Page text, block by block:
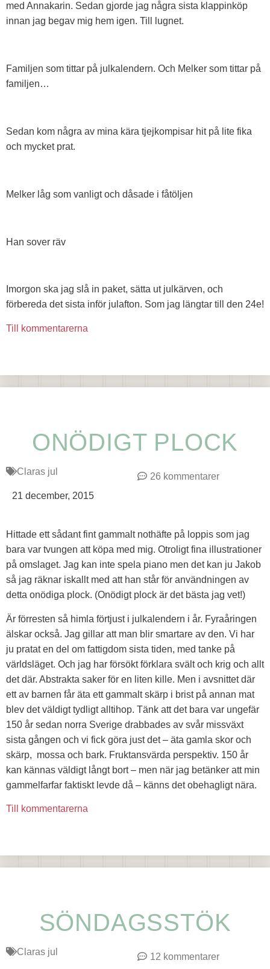
med Annakarin. Sedan gjorde jag några sista klappinköp
innan jag begav mig hem igen. Till lugnet.
Familjen som tittar på julkalendern. Och Melker som tittar på
familjen…
Sedan kom några av mina kära tjejkompisar hit på lite fika
och mycket prat.
Melker låg som vanligt och dåsade i fåtöljen
Han sover räv
Imorgon ska jag slå in paket, sätta ut julkärven, och
förbereda det sista inför julafton. Som jag längtar till den 24e!
Till kommentarerna
ONÖDIGT PLOCK
Claras jul
26 kommentarer
21 december, 2015
Hittade ett sådant fint gammalt nothäfte på loppis som jag
bara var tvungen att köpa med mig. Otroligt fina illustrationer
på omslaget. Jag kan inte spela piano men det kan ju Jakob
så jag räknar iskallt med att han står för användningen av
detta onödiga plock. (Onödigt plock är det bästa jag vet!)
Är förresten så himla förtjust i julkalendern i år. Fyraåringen
älskar också. Jag gillar att man blir smartare av den. Vi har
ju pratat en del om fattigdom sista tiden, med tanke på
världsläget. Och jag har försökt förklara svält och krig och allt
det där. Abstrakta saker för en liten kille. Men i avsnittet där
ett av barnen får äta ett gammalt skärp i brist på annan mat
blev det väldigt tydligt alltihop. Tänk att det bara var ungefär
150 år sedan norra Sverige drabbades av svår missväxt
sista gången och vi fick göra just det – äta gamla skor och
skärp, mossa och bark. Fruktansvärda perspektiv. 150 år
kan kännas väldigt långt bort – men när jag betänker att min
gammelfarfar faktiskt levde då – känns det obehagligt nära.
Till kommentarerna
SÖNDAGSSTÖK
Claras jul 12 kommentarer